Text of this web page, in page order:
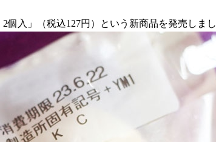
入」（税込127円）という新商品を発売しまし